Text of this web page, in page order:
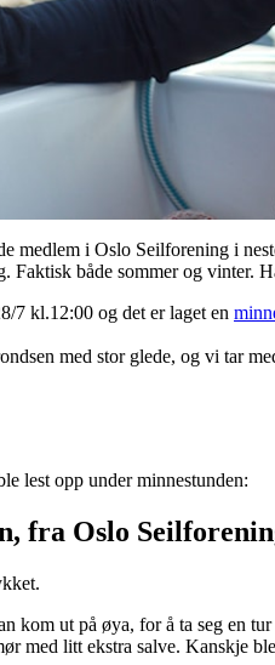
i Oslo Seilforening i
Faktisk både sommer og vinter.
7 kl.12:00 og det er laget en
med stor glede, og vi tar
lest opp under minnestunden:
fra Oslo
kom ut på øya, for å ta seg en
med litt ekstra salve. Kanskje